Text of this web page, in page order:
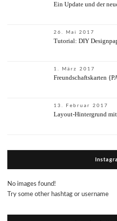
Ein Update und der
26. Mai 2017
Tutorial: DIY
1. März 2017
Freundschaftskarten
13. Februar 2017
Layout-Hintergrund
No images found!
Try some other hashtag or username